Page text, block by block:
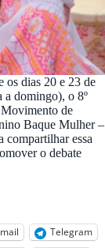
os dias 20 e 23 de
a domingo), o 8º
de
Baque Mulher –
compartilhar essa
o debate
Telegram